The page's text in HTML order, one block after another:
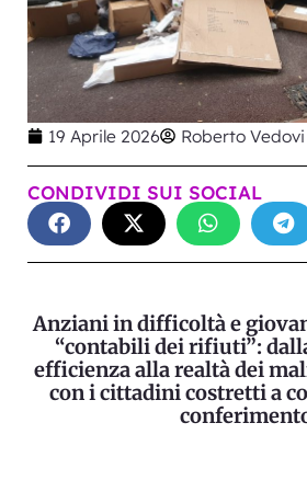
19 Aprile 2026 Roberto Vedovi
CONDIVIDI SUI SOCIAL
Anziani in difficoltà e
“contabili dei rifiuti”:
efficienza alla realtà dei
con i cittadini costretti a